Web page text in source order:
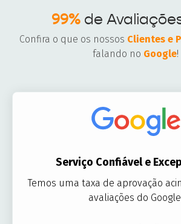
99%de
Confira o que os nossos Clientes e
falando no Google!
Serviço Confiável e
Temos uma taxa de aprovação
avaliações do